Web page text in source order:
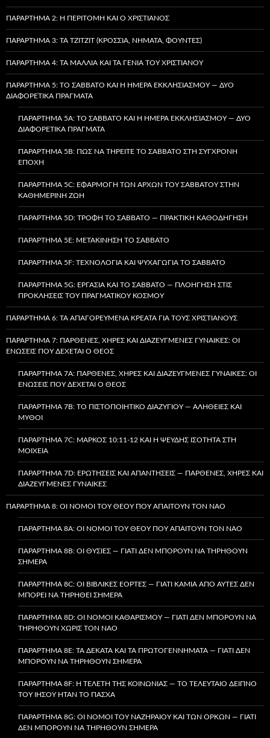
ΠΑΡΆΡΤΗΜΑ 2: Η ΠΕΡΙΤΟΜΉ ΚΑΙ Ο ΧΡΙΣΤΙΑΝΌΣ
ΠΑΡΆΡΤΗΜΑ 3: ΤΑ TZITZIT (ΚΡΌΣΣΙΑ, ΝΉΜΑΤΑ, ΦΟΎΝΤΕΣ)
ΠΑΡΆΡΤΗΜΑ 4: ΤΑ ΜΑΛΛΙΆ ΚΑΙ ΤΑ ΓΈΝΙΑ ΤΟΥ ΧΡΙΣΤΙΑΝΟΎ
ΠΑΡΆΡΤΗΜΑ 5: ΤΟ ΣΆΒΒΑΤΟ ΚΑΙ Η ΗΜΈΡΑ ΕΚΚΛΗΣΙΑΣΜΟΎ — ΔΎΟ
ΔΙΑΦΟΡΕΤΙΚΆ ΠΡΆΓΜΑΤΑ
ΠΑΡΆΡΤΗΜΑ 5A: ΤΟ ΣΆΒΒΑΤΟ ΚΑΙ Η ΗΜΈΡΑ ΕΚΚΛΗΣΙΑΣΜΟΎ — ΔΎΟ
ΔΙΑΦΟΡΕΤΙΚΆ ΠΡΆΓΜΑΤΑ
ΠΑΡΆΡΤΗΜΑ 5B: ΠΏΣ ΝΑ ΤΗΡΕΊΤΕ ΤΟ ΣΆΒΒΑΤΟ ΣΤΗ ΣΎΓΧΡΟΝΗ
ΕΠΟΧΉ
ΠΑΡΆΡΤΗΜΑ 5C: ΕΦΑΡΜΟΓΉ ΤΩΝ ΑΡΧΏΝ ΤΟΥ ΣΑΒΒΆΤΟΥ ΣΤΗΝ
ΚΑΘΗΜΕΡΙΝΉ ΖΩΉ
ΠΑΡΆΡΤΗΜΑ 5D: ΤΡΟΦΉ ΤΟ ΣΆΒΒΑΤΟ — ΠΡΑΚΤΙΚΉ ΚΑΘΟΔΉΓΗΣΗ
ΠΑΡΆΡΤΗΜΑ 5E: ΜΕΤΑΚΊΝΗΣΗ ΤΟ ΣΆΒΒΑΤΟ
ΠΑΡΆΡΤΗΜΑ 5F: ΤΕΧΝΟΛΟΓΊΑ ΚΑΙ ΨΥΧΑΓΩΓΊΑ ΤΟ ΣΆΒΒΑΤΟ
ΠΑΡΆΡΤΗΜΑ 5G: ΕΡΓΑΣΊΑ ΚΑΙ ΤΟ ΣΆΒΒΑΤΟ — ΠΛΟΉΓΗΣΗ ΣΤΙΣ
ΠΡΟΚΛΉΣΕΙΣ ΤΟΥ ΠΡΑΓΜΑΤΙΚΟΎ ΚΌΣΜΟΥ
ΠΑΡΆΡΤΗΜΑ 6: ΤΑ ΑΠΑΓΟΡΕΥΜΈΝΑ ΚΡΈΑΤΑ ΓΙΑ ΤΟΥΣ ΧΡΙΣΤΙΑΝΟΎΣ
ΠΑΡΆΡΤΗΜΑ 7: ΠΑΡΘΈΝΕΣ, ΧΉΡΕΣ ΚΑΙ ΔΙΑΖΕΥΓΜΈΝΕΣ ΓΥΝΑΊΚΕΣ: ΟΙ
ΕΝΏΣΕΙΣ ΠΟΥ ΔΈΧΕΤΑΙ Ο ΘΕΌΣ
ΠΑΡΆΡΤΗΜΑ 7A: ΠΑΡΘΈΝΕΣ, ΧΉΡΕΣ ΚΑΙ ΔΙΑΖΕΥΓΜΈΝΕΣ ΓΥΝΑΊΚΕΣ: ΟΙ
ΕΝΏΣΕΙΣ ΠΟΥ ΔΈΧΕΤΑΙ Ο ΘΕΌΣ
ΠΑΡΆΡΤΗΜΑ 7B: ΤΟ ΠΙΣΤΟΠΟΙΗΤΙΚΌ ΔΙΑΖΥΓΊΟΥ — ΑΛΉΘΕΙΕΣ ΚΑΙ
ΜΎΘΟΙ
ΠΑΡΆΡΤΗΜΑ 7C: ΜΆΡΚΟΣ 10:11-12 ΚΑΙ Η ΨΕΥΔΉΣ ΙΣΌΤΗΤΑ ΣΤΗ
ΜΟΙΧΕΊΑ
ΠΑΡΆΡΤΗΜΑ 7D: ΕΡΩΤΉΣΕΙΣ ΚΑΙ ΑΠΑΝΤΉΣΕΙΣ — ΠΑΡΘΈΝΕΣ, ΧΉΡΕΣ ΚΑΙ
ΔΙΑΖΕΥΓΜΈΝΕΣ ΓΥΝΑΊΚΕΣ
ΠΑΡΆΡΤΗΜΑ 8: ΟΙ ΝΌΜΟΙ ΤΟΥ ΘΕΟΎ ΠΟΥ ΑΠΑΙΤΟΎΝ ΤΟΝ ΝΑΌ
ΠΑΡΆΡΤΗΜΑ 8A: ΟΙ ΝΌΜΟΙ ΤΟΥ ΘΕΟΎ ΠΟΥ ΑΠΑΙΤΟΎΝ ΤΟΝ ΝΑΌ
ΠΑΡΆΡΤΗΜΑ 8B: ΟΙ ΘΥΣΊΕΣ — ΓΙΑΤΊ ΔΕΝ ΜΠΟΡΟΎΝ ΝΑ ΤΗΡΗΘΟΎΝ
ΣΉΜΕΡΑ
ΠΑΡΆΡΤΗΜΑ 8C: ΟΙ ΒΙΒΛΙΚΈΣ ΕΟΡΤΈΣ — ΓΙΑΤΊ ΚΑΜΊΑ ΑΠΌ ΑΥΤΈΣ ΔΕΝ
ΜΠΟΡΕΊ ΝΑ ΤΗΡΗΘΕΊ ΣΉΜΕΡΑ
ΠΑΡΆΡΤΗΜΑ 8D: ΟΙ ΝΌΜΟΙ ΚΑΘΑΡΙΣΜΟΎ — ΓΙΑΤΊ ΔΕΝ ΜΠΟΡΟΎΝ ΝΑ
ΤΗΡΗΘΟΎΝ ΧΩΡΊΣ ΤΟΝ ΝΑΌ
ΠΑΡΆΡΤΗΜΑ 8E: ΤΑ ΔΈΚΑΤΑ ΚΑΙ ΤΑ ΠΡΩΤΟΓΕΝΝΉΜΑΤΑ — ΓΙΑΤΊ ΔΕΝ
ΜΠΟΡΟΎΝ ΝΑ ΤΗΡΗΘΟΎΝ ΣΉΜΕΡΑ
ΠΑΡΆΡΤΗΜΑ 8F: Η ΤΕΛΕΤΉ ΤΗΣ ΚΟΙΝΩΝΊΑΣ — ΤΟ ΤΕΛΕΥΤΑΊΟ ΔΕΊΠΝΟ
ΤΟΥ ΙΗΣΟΎ ΉΤΑΝ ΤΟ ΠΆΣΧΑ
ΠΑΡΆΡΤΗΜΑ 8G: ΟΙ ΝΌΜΟΙ ΤΟΥ ΝΑΖΗΡΑΊΟΥ ΚΑΙ ΤΩΝ ΌΡΚΩΝ — ΓΙΑΤΊ
ΔΕΝ ΜΠΟΡΟΎΝ ΝΑ ΤΗΡΗΘΟΎΝ ΣΉΜΕΡΑ